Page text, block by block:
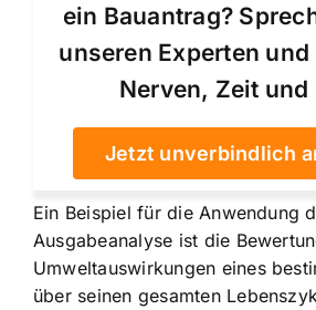
ein Bauantrag?
unseren Experten und
Nerven, Zeit und
Jetzt unverbindlich
Ein Beispiel für die Anwendung
Ausgabeanalyse ist die
Umweltauswirkungen eines
über seinen gesamten